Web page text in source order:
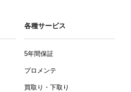
各種サービス
5年間保証
プロメンテ
買取り・下取り